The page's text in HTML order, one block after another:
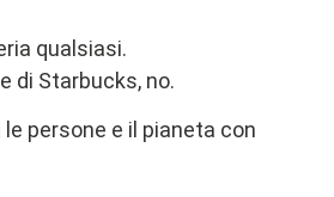
qualsiasi.
di Starbucks, no.
persone e il pianeta con